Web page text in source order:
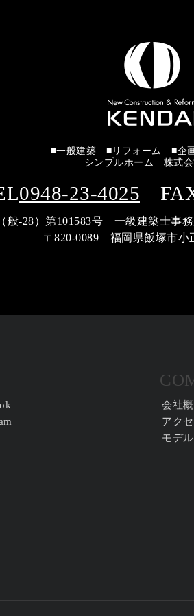
■一般建築 ■リフォーム ■企
シンプルホーム 株式会
0948-23-4025
般-28）第101583号 一級建築士
〒820-0089 福岡県飯塚市小
会社
アク
モデ